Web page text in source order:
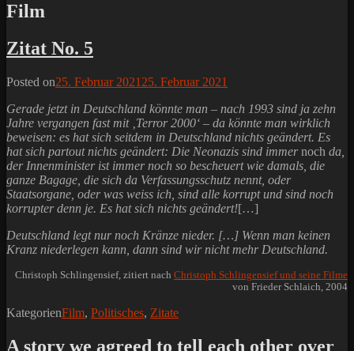
Film
Zitat No. 5
Posted on25. Februar 2021 25. Februar 2021
Gerade jetzt in Deutschland könnte man – nach 1993 sind ja zehn
Jahre vergangen fast mit ‚Terror 2000‘ – da könnte man wirklich
beweisen: es hat sich seitdem in Deutschland nichts geändert. Es
hat sich partout nichts geändert: Die Neonazis sind immernoch da,
der Innenminister ist immer noch so bescheuert wie damals, die
ganze Bagage, die sich da Verfassungsschutz nennt, oder
Staatsorgane, oder was weiss ich, sind alle korrupt und sind noch
korrupter denn je. Es hat sich nichts geändert![…]
Deutschland legt nur noch Kränze nieder. […] Wenn man keinen
Kranz niederlegen kann, dann sind wir nicht mehr Deutschland.
Christoph Schlingensief, zitiert nach Christoph Schlingensief und seine Filme
von Frieder Schlaich, 2004
KategorienFilm, Politisches, Zitate
A story we agreed to tell each other over